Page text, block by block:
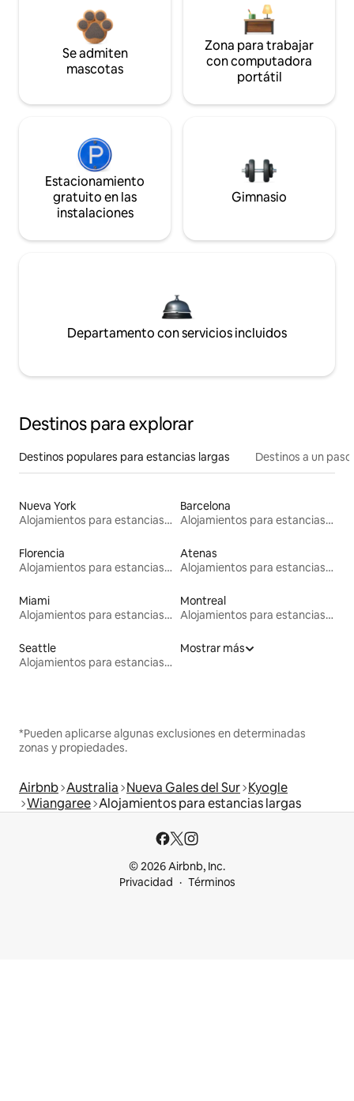
Se admiten
mascotas
Zona para trabajar
con computadora
portátil
Estacionamiento
gratuito en las
instalaciones
Gimnasio
Departamento con servicios incluidos
Destinos para explorar
Destinos populares para estancias largas Destinos a un
Nueva York
Alojamientos para estancias largas
Barcelona
Alojamientos para estancias largas
Florencia
Alojamientos para estancias largas
Atenas
Alojamientos para estancias largas
Miami
Alojamientos para estancias largas
Montreal
Alojamientos para estancias largas
Seattle
Alojamientos para estancias largas
Mostrar más
*Pueden aplicarse algunas exclusiones en determinadas
zonas y propiedades.
Airbnb Australia Nueva Gales del Sur Kyogle
Wiangaree Alojamientos para estancias largas
© 2026 Airbnb, Inc.
Privacidad
Términos